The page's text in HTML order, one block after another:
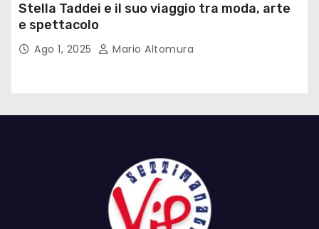
Stella Taddei e il suo viaggio tra moda, arte
e spettacolo
Ago 1, 2025 Mario Altomura